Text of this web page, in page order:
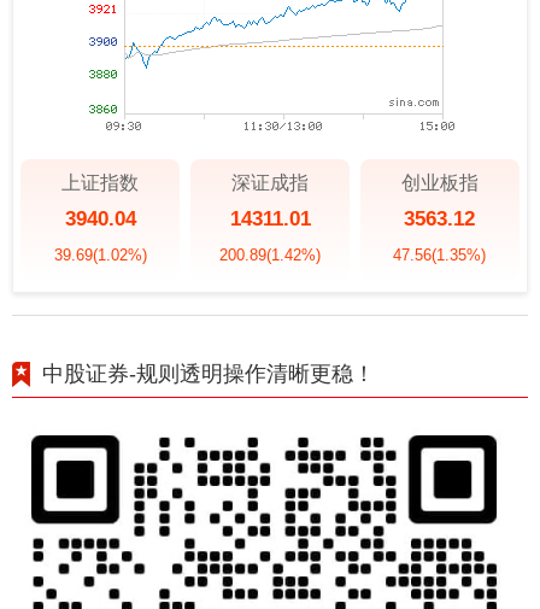
上证指数
3940.04
39.69(1.02%)
深证成指
14311.01
200.89(1.42%)
创业板指
3563.12
47.56(1.35%)
中股证券-规则透明操作清晰更稳！